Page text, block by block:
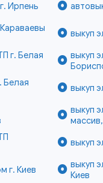
Ирпень
выкуп
г. Белая
выкуп
Белая
выкуп
выкуп
выкуп
г. Киев
выкуп
Киев